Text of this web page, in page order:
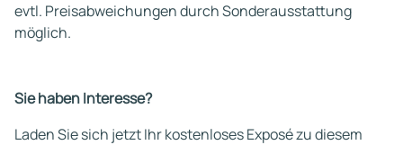
evtl. Preisabweichungen durch Sonderausstattung
möglich.
Sie haben Interesse?
Laden Sie sich jetzt Ihr kostenloses Exposé zu diesem